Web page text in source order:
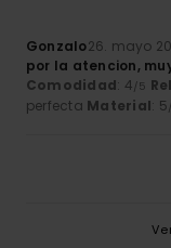
Gonzalo26. mayo
por la atencion,
Comodidad: 4/5
perfecta Material: 5